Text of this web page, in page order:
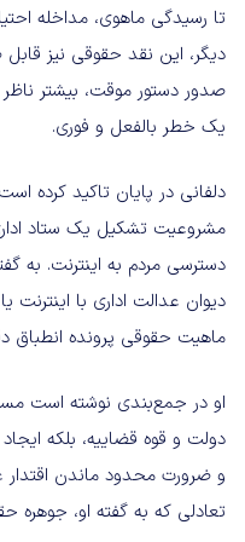
تا رسیدگی ماهوی، مداخله
دیگر، این نقد حقوقی نیز
صدور دستور موقت، بیشتر
یک خطر بالفعل و فوری.
دلفانی در پایان تاکید کرده
مشروعیت تشکیل یک ستاد
دسترسی مردم به اینترنت. به
دیوان عدالت اداری با
ماهیت حقوقی پرونده انطباق
او در جمع‌بندی نوشته است
دولت و قوه قضاییه، بلکه
و ضرورت محدود ماندن
تعادلی که به گفته او،